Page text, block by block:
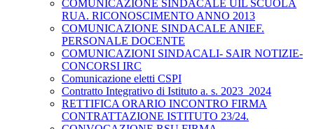
COMUNICAZIONE SINDACALE UIL SCUOLA
RUA. RICONOSCIMENTO ANNO 2013
COMUNICAZIONE SINDACALE ANIEF.
PERSONALE DOCENTE
COMUNICAZIONI SINDACALI- SAIR NOTIZIE-
CONCORSI IRC
Comunicazione eletti CSPI
Contratto Integrativo di Istituto a. s. 2023_2024
RETTIFICA ORARIO INCONTRO FIRMA
CONTRATTAZIONE ISTITUTO 23/24.